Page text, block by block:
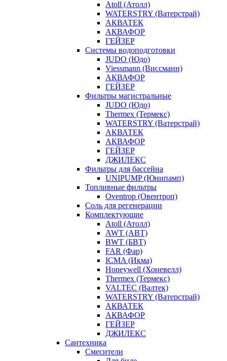
Atoll (Атолл)
WATERSTRY (Ватерстрай)
АКВАТЕК
АКВАФОР
ГЕЙЗЕР
Системы водоподготовки
JUDO (Юдо)
Viessmann (Виссманн)
АКВАФОР
ГЕЙЗЕР
Фильтры магистральные
JUDO (Юдо)
Thermex (Термекс)
WATERSTRY (Ватерстрай)
АКВАТЕК
АКВАФОР
ГЕЙЗЕР
ДЖИЛЕКС
Фильтры для бассейна
UNIPUMP (Юнипамп)
Топливные фильтры
Oventrop (Овентроп)
Соль для регенерации
Комплектующие
Atoll (Атолл)
AWT (АВТ)
BWT (БВТ)
FAR (Фар)
ICMA (Икма)
Honeywell (Хоневелл)
Thermex (Термекс)
VALTEC (Валтек)
WATERSTRY (Ватерстрай)
АКВАТЕК
АКВАФОР
ГЕЙЗЕР
ДЖИЛЕКС
Сантехника
Смесители